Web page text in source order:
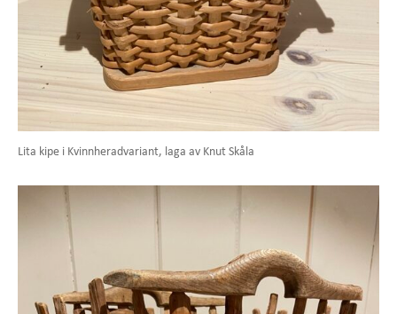
Lita kipe i Kvinnheradvariant, laga av Knut Skåla